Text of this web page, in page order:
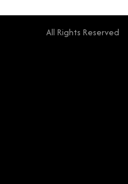
All Rights Reserved